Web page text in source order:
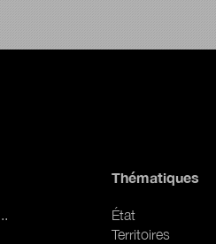
Thématiques
État
Territoires